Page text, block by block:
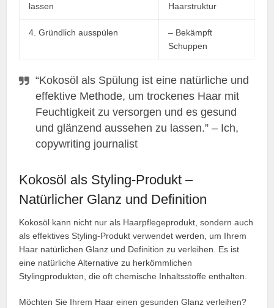
lassen Haarstruktur
4. Gründlich ausspülen
– Bekämpft
Schuppen
“Kokosöl als Spülung ist eine natürliche und
effektive Methode, um trockenes Haar mit
Feuchtigkeit zu versorgen und es gesund
und glänzend aussehen zu lassen.” – Ich,
copywriting journalist
Kokosöl als Styling-Produkt –
Natürlicher Glanz und Definition
Kokosöl kann nicht nur als Haarpflegeprodukt, sondern auch
als effektives Styling-Produkt verwendet werden, um Ihrem
Haar natürlichen Glanz und Definition zu verleihen. Es ist
eine natürliche Alternative zu herkömmlichen
Stylingprodukten, die oft chemische Inhaltsstoffe enthalten.
Möchten Sie Ihrem Haar einen gesunden Glanz verleihen?